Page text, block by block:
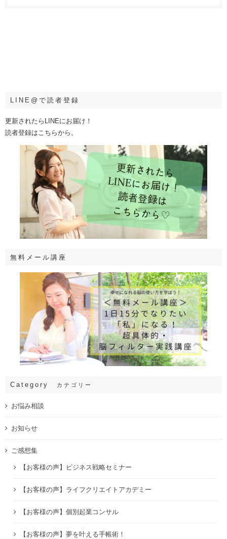
LINE@で読者登録
更新されたらLINEにお届け！
読者登録はこちらから。
無料メール講座
Category カテゴリー
お悩み相談
お知らせ
ご感想集
【お客様の声】ビジネス戦略セミナー
【お客様の声】ライフクリエイトアカデミー
【お客様の声】個別起業コンサル
【お客様の声】夢を叶える手帳術！